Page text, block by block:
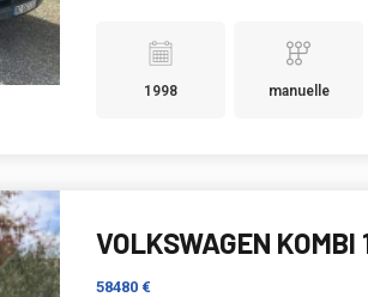
1998 manuelle
VOLKSWAGEN KOMBI
58480 €